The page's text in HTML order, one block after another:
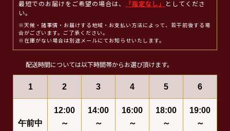
最短でのお届けをご希望の場合は、
「指定なし」
としてくださ
い。
※天候・諸事情・お届けする地域・お支払い方法によって、若干前後する場
合がございます。ご了承ください。
※在庫がない場合は別途メールにてお知らせいたします。
配送時間については以下時間帯からお選び頂けます。
1 2 3 4 5 6
午前中
12:00
～
14:00
～
16:00
～
18:00
～
19:00
～